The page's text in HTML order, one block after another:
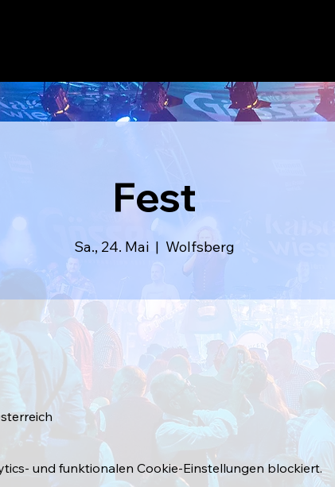
Fest
Sa., 24. Mai
  |
Wolfsberg
und funktionalen Cookie-Einstellungen blockiert.